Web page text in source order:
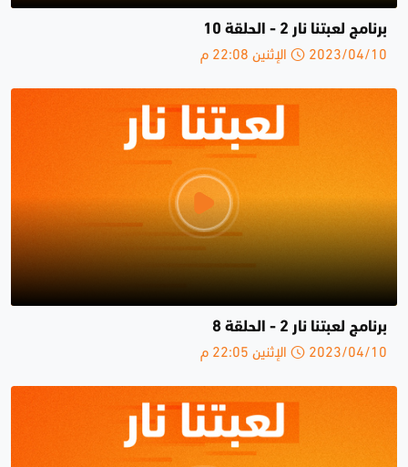
برنامج لعبتنا نار 2 - الحلقة 10
2023/04/10 الإثنين 22:08 م
برنامج لعبتنا نار 2 - الحلقة 8
2023/04/10 الإثنين 22:05 م